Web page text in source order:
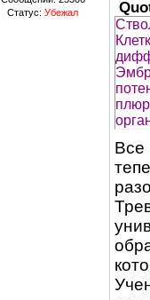
Статус: Убежал
Все